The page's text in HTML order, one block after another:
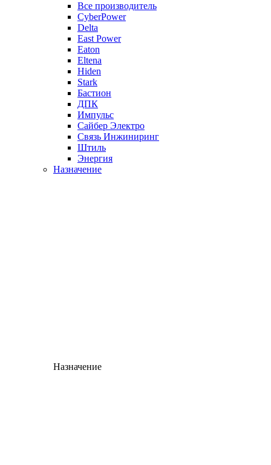
Все производитель
CyberPower
Delta
East Power
Eaton
Eltena
Hiden
Stark
Бастион
ДПК
Импульс
Сайбер Электро
Связь Инжиниринг
Штиль
Энергия
Назначение
Назначение